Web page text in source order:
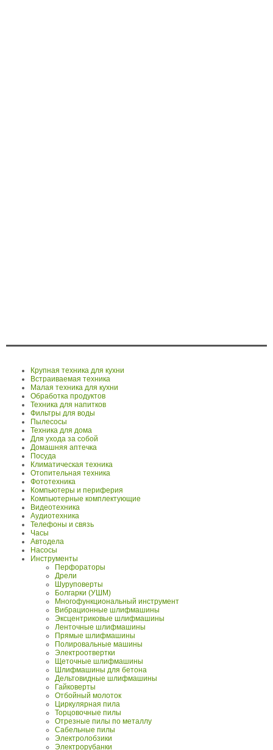
Крупная техника для кухни
Встраиваемая техника
Малая техника для кухни
Обработка продуктов
Техника для напитков
Фильтры для воды
Пылесосы
Техника для дома
Для ухода за собой
Домашняя аптечка
Посуда
Климатическая техника
Отопительная техника
Фототехника
Компьютеры и периферия
Компьютерные комплектующие
Видеотехника
Аудиотехника
Телефоны и связь
Часы
Автодела
Насосы
Инструменты
Перфораторы
Дрели
Шуруповерты
Болгарки (УШМ)
Многофункциональный инструмент
Вибрационные шлифмашины
Эксцентриковые шлифмашины
Ленточные шлифмашины
Прямые шлифмашины
Полировальные машины
Электроотвертки
Щеточные шлифмашины
Шлифмашины для бетона
Дельтовидные шлифмашины
Гайковерты
Отбойный молоток
Циркулярная пила
Торцовочные пилы
Отрезные пилы по металлу
Сабельные пилы
Электролобзики
Электрорубанки